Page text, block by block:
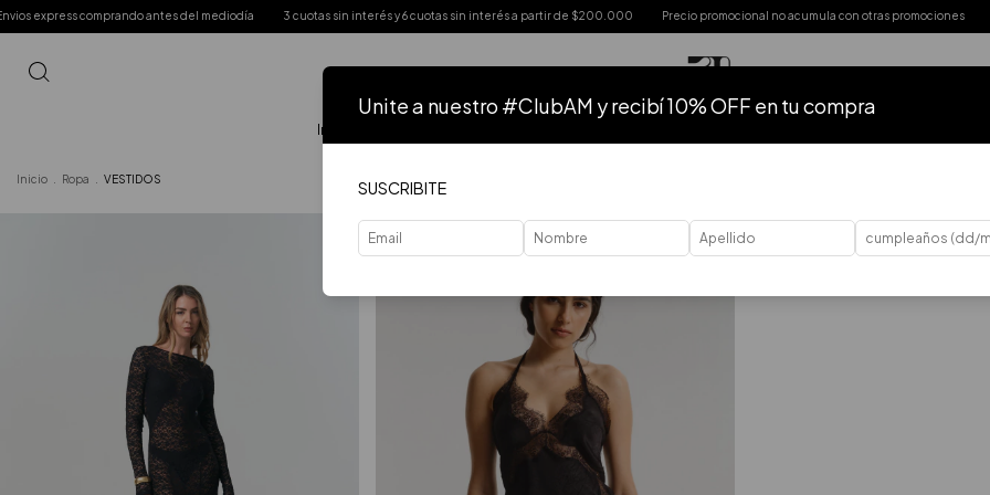
comprando antes del mediodía 3 cuotas sin interés y 6 cuotas sin interés a partir de $200.000 Precio promocional no acumula con otras promociones
Inicio
Inicio Ropa VESTIDOS
Unite a nuestro #ClubAM y recibí 10% OFF en tu compra
SUSCRIBITE